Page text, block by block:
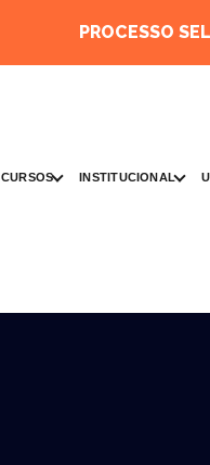
PROCESSO
CURSOS INSTITUCIONAL